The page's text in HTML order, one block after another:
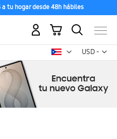
a tu hogar desde 48h hábiles
USD -
dólar
Mi carrito